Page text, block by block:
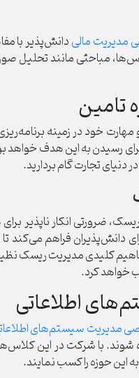
مالی دانش‌پذیر با
مباحثی مانند تحلیل
تامین
و مهارت‌ خود در زمینه
رسیدن به این هدف
تجارت گام بردارید.
ضرورتی انکار ناپذیر
دانش‌پذیران فراهم می‌کند
کلیدی مدیریت ریسک
خواهد کرد.
اطلاعاتی
مدیریت سیستم‌های
شوند. با شرکت در این
این حوزه را کسب نمایند.